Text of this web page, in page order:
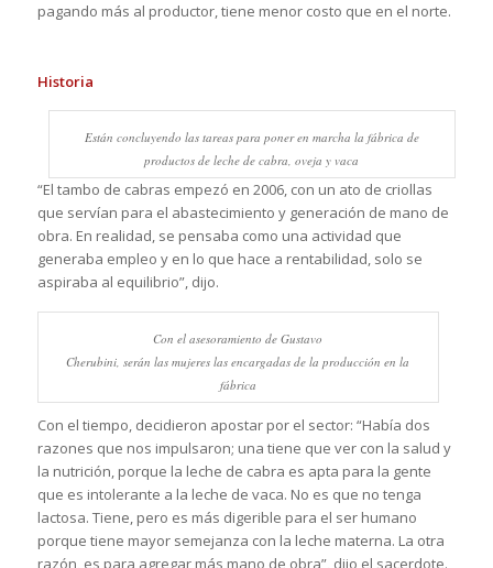
pagando más al productor, tiene menor costo que en el norte.
Historia
Están concluyendo las tareas para poner en marcha la fábrica de
productos de leche de cabra, oveja y vaca
“El tambo de cabras empezó en 2006, con un ato de criollas
que servían para el abastecimiento y generación de mano de
obra. En realidad, se pensaba como una actividad que
generaba empleo y en lo que hace a rentabilidad, solo se
aspiraba al equilibrio”, dijo.
Con el asesoramiento de Gustavo
Cherubini, serán las mujeres las encargadas de la producción en la
fábrica
Con el tiempo, decidieron apostar por el sector: “Había dos
razones que nos impulsaron; una tiene que ver con la salud y
la nutrición, porque la leche de cabra es apta para la gente
que es intolerante a la leche de vaca. No es que no tenga
lactosa. Tiene, pero es más digerible para el ser humano
porque tiene mayor semejanza con la leche materna. La otra